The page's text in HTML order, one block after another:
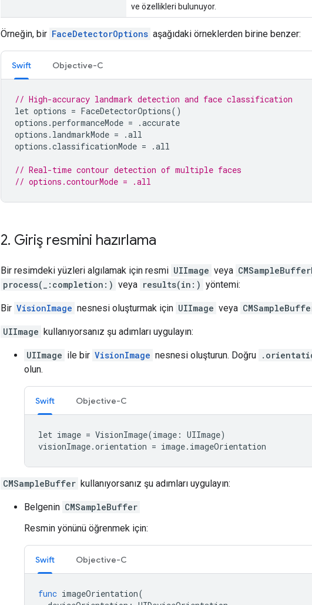
ve özellikleri bulunuyor.
Örneğin, bir FaceDetectorOptions aşağıdaki örneklerden birine benzer:
Swift Objective-C
// High-accuracy landmark detection and face classification
let options = FaceDetectorOptions()
options .performanceMode = .accurate
options . landmarkMode = .all
options .classificationMode = .all
// Real-time contour detection of multiple faces
// options.contourMode = .all
2. Giriş resmini hazırlama
Bir resimdeki yüzleri algılamak için resmi UIImage veya
process(_:completion:) veya results(in:) yöntemi:
Bir VisionImage nesnesi oluşturmak için UIImage veya
UIImage kullanıyorsanız şu adımları uygulayın:
UIImage ile bir VisionImage nesnesi oluşturun. Doğru
olun.
Swift Objective-C
let image = VisionImage(image: UIImage)
visionImage.orientation = image.imageOrientation
CMSampleBuffer kullanıyorsanız şu adımları uygulayın:
Belgenin CMSampleBuffer
Resmin yönünü öğrenmek için:
Swift Objective-C
func imageOrientation(